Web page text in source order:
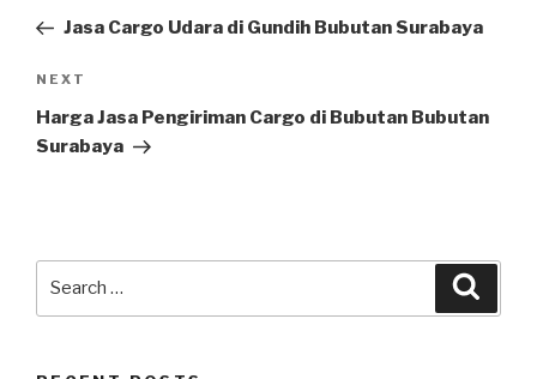
Jasa Cargo Udara di Gundih Bubutan Surabaya
NEXT
Harga Jasa Pengiriman Cargo di Bubutan Bubutan
Surabaya